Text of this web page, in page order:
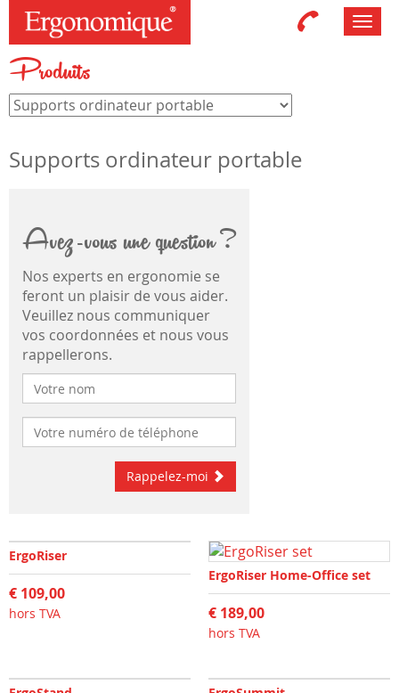
Produits
Supports ordinateur portable
Avez-vous une question ?
Nos experts en ergonomie se
feront un plaisir de vous aider.
Veuillez nous communiquer
vos coordonnées et nous vous
rappellerons.
Rappelez-moi
ErgoRiser
€ 109,00
hors TVA
ErgoRiser Home-Office set
€ 189,00
hors TVA